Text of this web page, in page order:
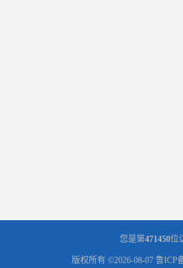
您是第471450位
版权所有 ©2026-08-07 鲁ICP